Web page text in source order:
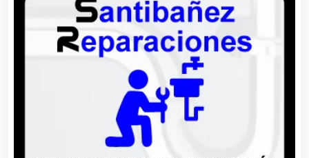
Centros de Espectáculos
Centros de Nutrición
Centros Turísticos
Cerrajerías